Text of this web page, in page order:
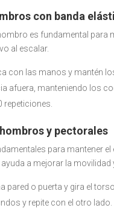
con banda
es fundamental para
al escalar.
con las manos y mantén
afuera, manteniendo los
repeticiones.
y pectorales
para mantener
a mejorar la movilidad
pared o puerta y gira el
y repite con el otro lado.